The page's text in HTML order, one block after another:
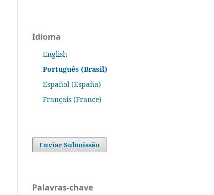
Idioma
English
Português (Brasil)
Español (España)
Français (France)
Enviar Submissão
Palavras-chave